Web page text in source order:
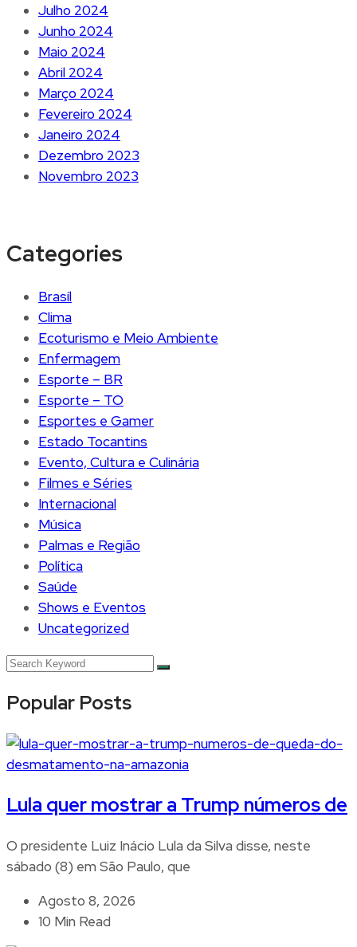
Julho 2024
Junho 2024
Maio 2024
Abril 2024
Março 2024
Fevereiro 2024
Janeiro 2024
Dezembro 2023
Novembro 2023
Categories
Brasíl
Clima
Ecoturismo e Meio Ambiente
Enfermagem
Esporte – BR
Esporte – TO
Esportes e Gamer
Estado Tocantins
Evento, Cultura e Culinária
Filmes e Séries
Internacional
Música
Palmas e Região
Política
Saúde
Shows e Eventos
Uncategorized
Popular Posts
Lula quer mostrar a Trump números de
O presidente Luiz Inácio Lula da Silva disse, neste
sábado (8) em São Paulo, que
Agosto 8, 2026
10 Min Read